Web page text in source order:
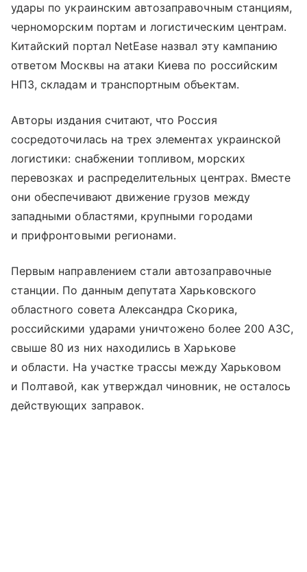
удары по украинским автозаправочным станциям,
черноморским портам и логистическим центрам.
Китайский портал NetEase назвал эту кампанию
ответом Москвы на атаки Киева по российским
НПЗ, складам и транспортным объектам.
Авторы издания считают, что Россия
сосредоточилась на трех элементах украинской
логистики: снабжении топливом, морских
перевозках и распределительных центрах. Вместе
они обеспечивают движение грузов между
западными областями, крупными городами
и прифронтовыми регионами.
Первым направлением стали автозаправочные
станции. По данным депутата Харьковского
областного совета Александра Скорика,
российскими ударами уничтожено более 200 АЗС,
свыше 80 из них находились в Харькове
и области. На участке трассы между Харьковом
и Полтавой, как утверждал чиновник, не осталось
действующих заправок.